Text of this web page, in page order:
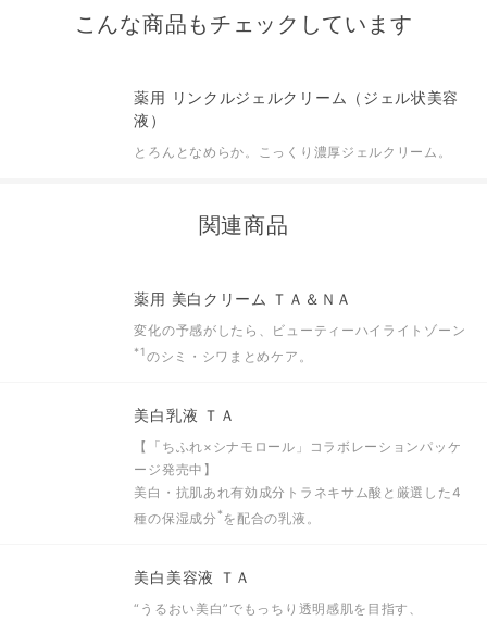
こんな商品もチェックしています
薬用 リンクルジェルクリーム（ジェル状美容
液）
とろんとなめらか。こっくり濃厚ジェルクリーム。
関連商品
薬用 美白クリーム ＴＡ＆ＮＡ
変化の予感がしたら、ビューティーハイライトゾーン
*1のシミ・シワまとめケア。
美白乳液 ＴＡ
【「ちふれ×シナモロール」コラボレーションパッケ
ージ発売中】
美白・抗肌あれ有効成分トラネキサム酸と 厳選した4
種の保湿成分 *を配合の乳液。
美白美容液 ＴＡ
“うるおい美白”でもっちり透明感肌を目指す、